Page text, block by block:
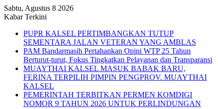
Sabtu, Agustus 8 2026
Kabar Terkini
PUPR KALSEL PERTIMBANGKAN TUTUP
SEMENTARA JALAN VETERAN YANG AMBLAS
PAM Bandarmasih Pertahankan Opini WTP 25 Tahun
Berturut-turut, Fokus Tingkatkan Pelayanan dan Transparansi
MUAYTHAI KALSEL MASUK BABAK BARU,
FERINA TERPILIH PIMPIN PENGPROV. MUAYTHAI
KALSEL
PEMERINTAH TERBITKAN PERMEN KOMDIGI
NOMOR 9 TAHUN 2026 UNTUK PERLINDUNGAN